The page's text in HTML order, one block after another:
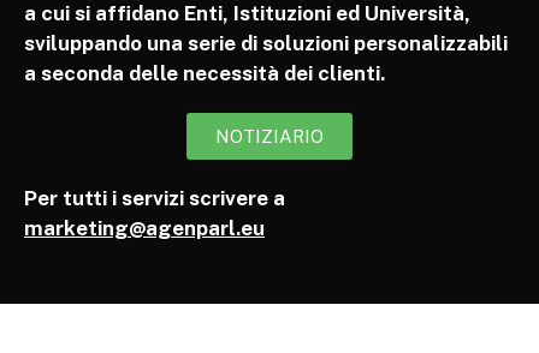
a cui si affidano Enti, Istituzioni ed Università,
sviluppando una serie di soluzioni personalizzabili
a seconda delle necessità dei clienti.
NOTIZIARIO
Per tutti i servizi scrivere a
marketing@agenparl.eu